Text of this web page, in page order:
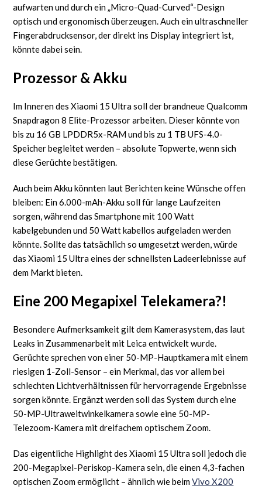
aufwarten und durch ein „Micro-Quad-Curved“-Design
optisch und ergonomisch überzeugen. Auch ein ultraschneller
Fingerabdrucksensor, der direkt ins Display integriert ist,
könnte dabei sein.
Prozessor & Akku
Im Inneren des Xiaomi 15 Ultra soll der brandneue Qualcomm
Snapdragon 8 Elite-Prozessor arbeiten. Dieser könnte von
bis zu 16 GB LPDDR5x-RAM und bis zu 1 TB UFS-4.0-
Speicher begleitet werden – absolute Topwerte, wenn sich
diese Gerüchte bestätigen.
Auch beim Akku könnten laut Berichten keine Wünsche offen
bleiben: Ein 6.000-mAh-Akku soll für lange Laufzeiten
sorgen, während das Smartphone mit 100 Watt
kabelgebunden und 50 Watt kabellos aufgeladen werden
könnte. Sollte das tatsächlich so umgesetzt werden, würde
das Xiaomi 15 Ultra eines der schnellsten Ladeerlebnisse auf
dem Markt bieten.
Eine 200 Megapixel Telekamera?!
Besondere Aufmerksamkeit gilt dem Kamerasystem, das laut
Leaks in Zusammenarbeit mit Leica entwickelt wurde.
Gerüchte sprechen von einer 50-MP-Hauptkamera mit einem
riesigen 1-Zoll-Sensor – ein Merkmal, das vor allem bei
schlechten Lichtverhältnissen für hervorragende Ergebnisse
sorgen könnte. Ergänzt werden soll das System durch eine
50-MP-Ultraweitwinkelkamera sowie eine 50-MP-
Telezoom-Kamera mit dreifachem optischem Zoom.
Das eigentliche Highlight des Xiaomi 15 Ultra soll jedoch die
200-Megapixel-Periskop-Kamera sein, die einen 4,3-fachen
optischen Zoom ermöglicht – ähnlich wie beimVivo X200